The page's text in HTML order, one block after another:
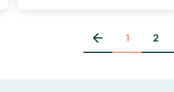
Seite
1 Seite
2